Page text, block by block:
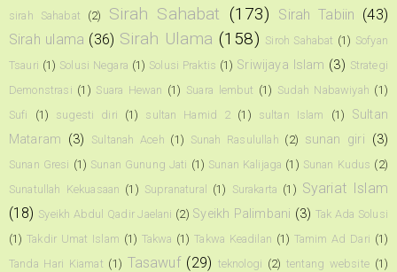
sirah Sahabat (2) Sirah Sahabat (173) Sirah Tabiin (43)
Sirah ulama (36) Sirah Ulama (158) Siroh Sahabat (1) Sofyan
Tsauri (1) Solusi Negara (1) Solusi Praktis (1) Sriwijaya Islam (3) Strategi
Demonstrasi (1) Suara Hewan (1) Suara lembut (1) Sudah Nabawiyah (1)
Sufi
(1) sugesti diri (1) sultan Hamid 2 (1) sultan Islam (1)
Sultan
Mataram (3) Sultanah Aceh (1) Sunah Rasulullah (2) sunan giri (3)
Sunan Gresi (1) Sunan Gunung Jati (1) Sunan Kalijaga (1) Sunan Kudus (2)
Sunatullah Kekuasaan (1) Supranatural (1) Surakarta (1) Syariat Islam
(18) Syeikh Abdul Qadir Jaelani (2) Syeikh Palimbani (3) Tak Ada Solusi
(1) Takdir Umat Islam (1) Takwa (1) Takwa Keadilan (1) Tamim Ad Dari (1)
Tanda Hari Kiamat (1) Tasawuf (29) teknologi (2) tentang website (1)